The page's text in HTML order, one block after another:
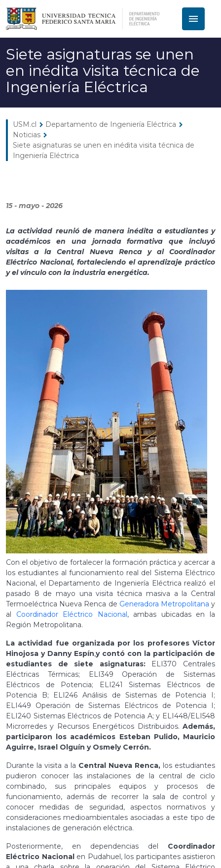
menu
Siete asignaturas se unen
en inédita visita técnica de
Ingeniería Eléctrica
USM.cl chevron_right Departamento de Ingeniería Eléctrica chevron_right
Noticias chevron_right
Siete asignaturas se unen en inédita visita técnica de
Ingeniería Eléctrica
15 - mayo - 2026
La actividad reunió de manera inédita a estudiantes y
académicos en una jornada formativa que incluyó
visitas a la Central Nueva Renca y al Coordinador
Eléctrico Nacional, fortaleciendo el aprendizaje práctico
y el vínculo con la industria energética.
Con el objetivo de fortalecer la formación práctica y acercar a
los estudiantes al funcionamiento real del Sistema Eléctrico
Nacional, el Departamento de Ingeniería Eléctrica realizó el
pasado 8 de mayo una visita técnica masiva a la Central
Termoeléctrica Nueva Renca de Generadora Metropolitana y
al Coordinador Eléctrico Nacional, ambas ubicadas en la
Región Metropolitana.
La actividad fue organizada por los profesores Víctor
Hinojosa y Danny Espín,y contó con la participación de
estudiantes de siete asignaturas:ELI370 Centrales
Eléctricas Térmicas; ELI349 Operación de Sistemas
Eléctricos de Potencia; ELI241 Sistemas Eléctricos de
Potencia B; ELI246 Análisis de Sistemas de Potencia I;
ELI449 Operación de Sistemas Eléctricos de Potencia I;
ELI240 Sistemas Eléctricos de Potencia A; y ELI448/ELI548
Microrredes y Recursos Energéticos Distribuidos. Además,
participaron los académicos Esteban Pulido, Mauricio
Aguirre, Israel Olguín y Osmely Cerrón.
Durante la visita a la Central Nueva Renca, los estudiantes
pudieron conocer las instalaciones de la central de ciclo
combinado, sus principales equipos y procesos de
funcionamiento, además de recorrer la sala de control y
conocer medidas de seguridad, aspectos normativos y
consideraciones medioambientales asociadas a este tipo de
instalaciones de generación eléctrica.
Posteriormente, en dependencias del Coordinador
Eléctrico Nacional en Pudahuel, los participantes asistieron